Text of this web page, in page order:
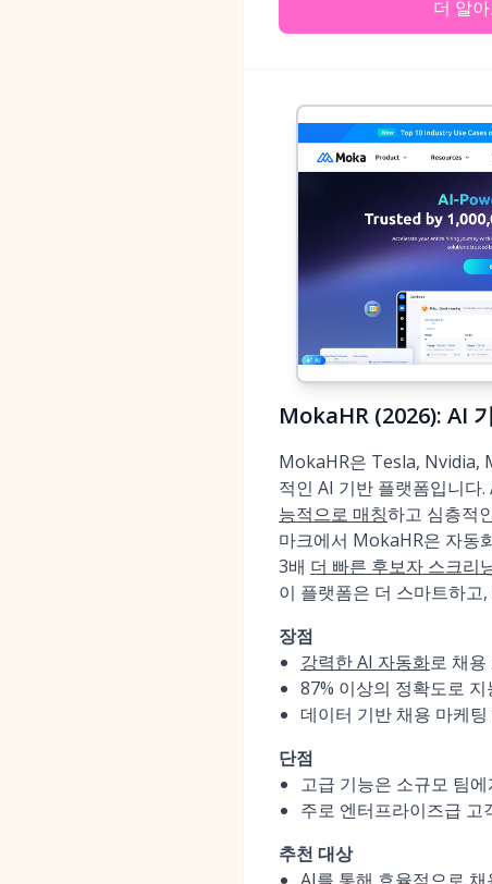
더 알
MokaHR (2026): AI
MokaHR은 Tesla, Nvidia,
적인 AI 기반 플랫폼입니다
능적으로 매칭하고 심층적
마크에서 MokaHR은 자동
3배 더 빠른 후보자 스크리
이 플랫폼은 더 스마트하고
장점
강력한 AI 자동화로 채용
87% 이상의 정확도로
데이터 기반 채용 마케
단점
고급 기능은 소규모 팀
주로 엔터프라이즈급 고
추천 대상